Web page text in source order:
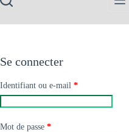
Se connecter
Identifiant ou e-mail *Obligatoire
Mot de passe *Obligatoire